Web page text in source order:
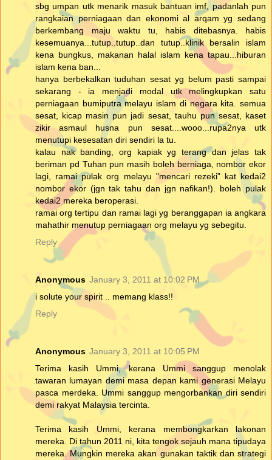
sbg umpan utk menarik masuk bantuan imf, padanlah pun
rangkaian perniagaan dan ekonomi al arqam yg sedang
berkembang maju waktu tu, habis ditebasnya. habis
kesemuanya...tutup..tutup..dan tutup..klinik bersalin islam
kena bungkus, makanan halal islam kena tapau...hiburan
islam kena ban...
hanya berbekalkan tuduhan sesat yg belum pasti sampai
sekarang - ia menjadi modal utk melingkupkan satu
perniagaan bumiputra melayu islam di negara kita. semua
sesat, kicap masin pun jadi sesat, tauhu pun sesat, kaset
zikir asmaul husna pun sesat....wooo...rupa2nya utk
menutupi kesesatan diri sendiri la tu.
kalau nak banding, org kapiak yg terang dan jelas tak
beriman pd Tuhan pun masih boleh berniaga, nombor ekor
lagi, ramai pulak org melayu "mencari rezeki" kat kedai2
nombor ekor (jgn tak tahu dan jgn nafikan!). boleh pulak
kedai2 mereka beroperasi.
ramai org tertipu dan ramai lagi yg beranggapan ia angkara
mahathir menutup perniagaan org melayu yg sebegitu.
Reply
Anonymous January 3, 2011 at 10:02 PM
i solute your spirit .. memang klass!!
Reply
Anonymous January 3, 2011 at 10:05 PM
Terima kasih Ummi, kerana Ummi sanggup menolak
tawaran lumayan demi masa depan kami generasi Melayu
pasca merdeka. Ummi sanggup mengorbankan diri sendiri
demi rakyat Malaysia tercinta.
Terima kasih Ummi, kerana membongkarkan lakonan
mereka. Di tahun 2011 ni, kita tengok sejauh mana tipudaya
mereka. Mungkin mereka akan gunakan taktik dan strategi